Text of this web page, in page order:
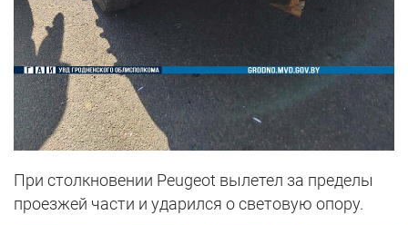
При столкновении Peugeot вылетел за пределы
проезжей части и ударился о световую опору.